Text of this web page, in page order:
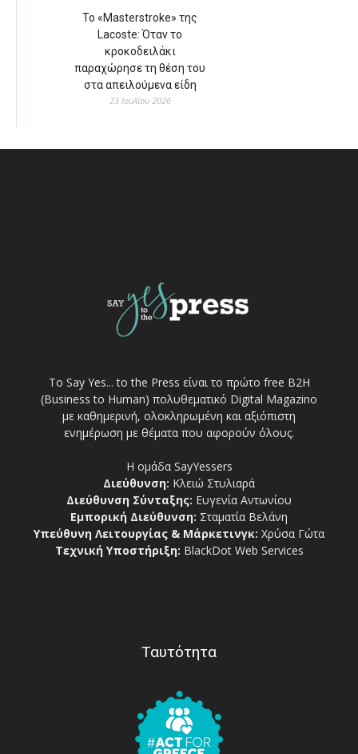
Το «Masterstroke» της
Lacoste: Όταν το
κροκοδειλάκι
παραχώρησε τη θέση του
στα απειλούμενα είδη
23 Ιουλίου 2026
Το Say Yes... to the Press είναι το πρώτο free Β2Η
(Business to Human) πολυθεματικό Digital Magazino
με καθημερινή, ολοκληρωμένη και αξιόπιστη
ενημέρωση με θέματα που αφορούν όλους.
Η ομάδα SayYessers
Διεύθυνση: Κλειώ Στυλιαρά
Διεύθυνση Σύνταξης: Ευγενία Αντωνίου
Εμπορική Διεύθυνση: Σταματία Βελάνη
Υπεύθυνη Λειτουργίας & Μάρκετινγκ: Χρύσα Γώτα
Τεχνική Υποστήριξη: BlackDot Web Services
Ταυτότητα